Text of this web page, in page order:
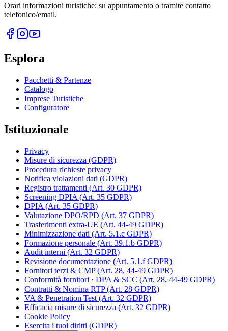
Orari informazioni turistiche: su appuntamento o tramite contatto
telefonico/email.
Esplora
Pacchetti & Partenze
Catalogo
Imprese Turistiche
Configuratore
Istituzionale
Privacy
Misure di sicurezza (GDPR)
Procedura richieste privacy
Notifica violazioni dati (GDPR)
Registro trattamenti (Art. 30 GDPR)
Screening DPIA (Art. 35 GDPR)
DPIA (Art. 35 GDPR)
Valutazione DPO/RPD (Art. 37 GDPR)
Trasferimenti extra-UE (Art. 44-49 GDPR)
Minimizzazione dati (Art. 5.1.c GDPR)
Formazione personale (Art. 39.1.b GDPR)
Audit interni (Art. 32 GDPR)
Revisione documentazione (Art. 5.1.f GDPR)
Fornitori terzi & CMP (Art. 28, 44-49 GDPR)
Conformità fornitori · DPA & SCC (Art. 28, 44-49 GDPR)
Contratti & Nomina RTP (Art. 28 GDPR)
VA & Penetration Test (Art. 32 GDPR)
Efficacia misure di sicurezza (Art. 32 GDPR)
Cookie Policy
Esercita i tuoi diritti (GDPR)